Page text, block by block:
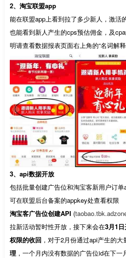
2、淘宝联盟app
能在联盟app上看到拉了多少新人 ，激活
也能看到新人产生的cps预估佣金，及
明请查看数据报表页面右上角的“名词解释”
3、api数据开放
包括批量创建广告位和淘宝客新用户订单
可在联盟后台备案的appkey处查看权限
淘宝客广告位创建API (
拉新活动暂时性开放，接下来会在3月1
权限的收回 ，对于2月份通过api产生的
理 ，一个月内没有数据的广告位id在下